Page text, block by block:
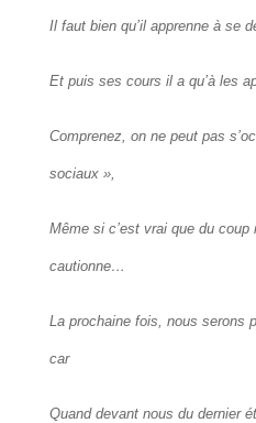
Il faut bien qu’il apprenne à se
Et puis ses cours il a qu’à les
Comprenez, on ne peut pas
sociaux »,
Même si c’est vrai que du
cautionne…
La prochaine fois, nous serons
car
Quand devant nous du dernier